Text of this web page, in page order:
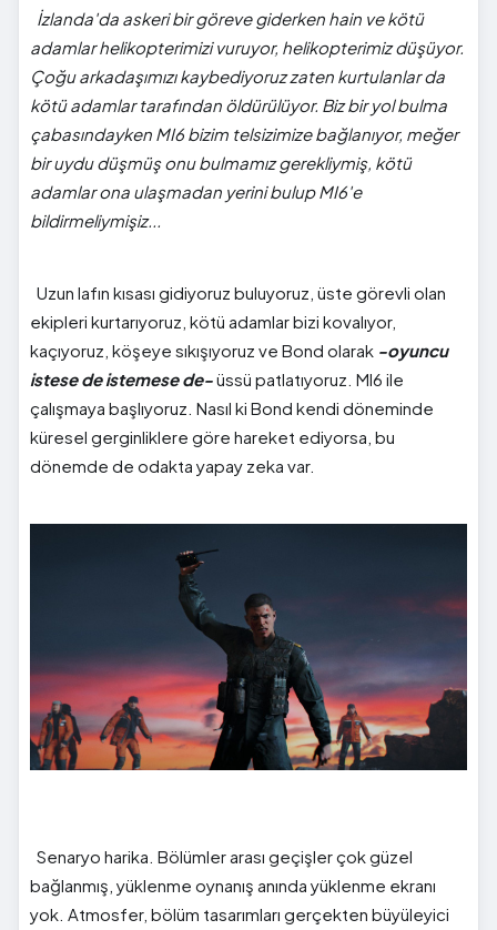
İzlanda'da askeri bir göreve giderken hain ve kötü
adamlar helikopterimizi vuruyor, helikopterimiz düşüyor.
Çoğu arkadaşımızı kaybediyoruz zaten kurtulanlar da
kötü adamlar tarafından öldürülüyor. Biz bir yol bulma
çabasındayken MI6 bizim telsizimize bağlanıyor, meğer
bir uydu düşmüş onu bulmamız gerekliymiş, kötü
adamlar ona ulaşmadan yerini bulup MI6'e
bildirmeliymişiz...
Uzun lafın kısası gidiyoruz buluyoruz, üste görevli olan
ekipleri kurtarıyoruz, kötü adamlar bizi kovalıyor,
kaçıyoruz, köşeye sıkışıyoruz ve Bond olarak -oyuncu
istese de istemese de-üssü patlatıyoruz. MI6 ile
çalışmaya başlıyoruz. Nasıl ki Bond kendi döneminde
küresel gerginliklere göre hareket ediyorsa, bu
dönemde de odakta yapay zeka var.
Senaryo harika. Bölümler arası geçişler çok güzel
bağlanmış, yüklenme oynanış anında yüklenme ekranı
yok. Atmosfer, bölüm tasarımları gerçekten büyüleyici